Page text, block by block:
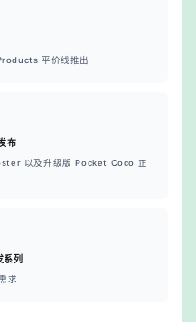
平价线推出
布
以及升级版 Pocket Coco 正
系列
求